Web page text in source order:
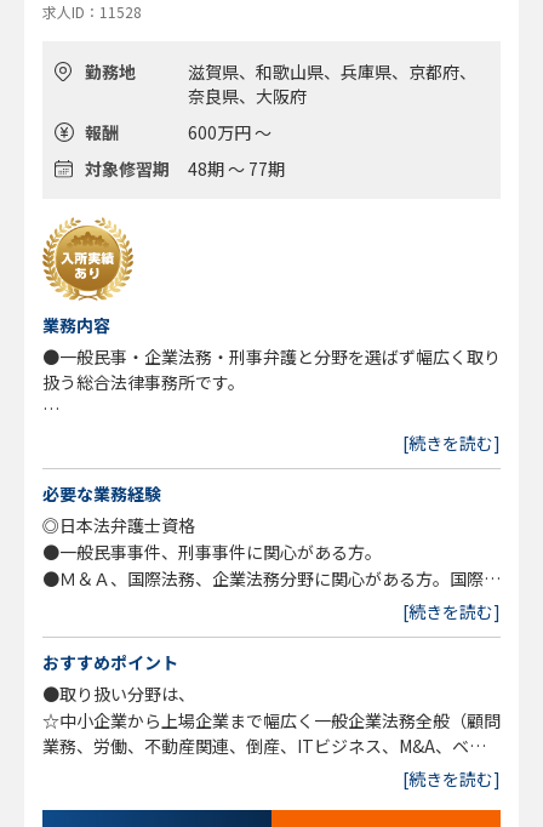
求人ID：11528
勤務地
滋賀県、和歌山県、兵庫県、京都府、
奈良県、大阪府
報酬
600万円 ～
対象修習期
48期 ～ 77期
業務内容
●一般民事・企業法務・刑事弁護と分野を選ばず幅広く取り
扱う総合法律事務所です。
◎従来型の法律事務所運営に疑問を感じ、新しいスタイルの
◎高い専門性（例えばM&A、国際法務等）を有しながら
も、弁護士大増員時代での顧客開拓に不安をかかえる弁護士
◎大手の法律事務所に所属するも、パートナーへの道に自分
の将来像を描けないでいる弁護士
など、現状のご自身の境遇を打開しようとしている経験弁護
※専門分野のチームリーダーを務めることができるレベルの
高い専門性を持った方や、
裁判官、検察官出身の方を歓迎します。
※これまで、顧客層の多い個人・中小企業からの依頼を中心
[続きを読む]
必要な業務経験
◎日本法弁護士資格
●一般民事事件、刑事事件に関心がある方。
●Ｍ＆Ａ、国際法務、企業法務分野に関心がある方。国際契
●弁護士業がサービス業であることに理解があり、顧客に対
して親切かつ丁寧に対応できる方。
●自身の専門分野を積極的に開拓していこうとする意欲のあ
る方。
●固定観念にとらわれず、柔軟な思考ができる方、協調性の
ある方。
※随時全国各オフィスで経験弁護士の採用および検討を行っ
[続きを読む]
おすすめポイント
●取り扱い分野は、
☆中小企業から上場企業まで幅広く一般企業法務全般（顧問
業務、労働、不動産関連、倒産、ITビジネス、M&A、ベン
チャー支援、IPO支援、海外進出支援・国際取引、紛争対
[続きを読む]